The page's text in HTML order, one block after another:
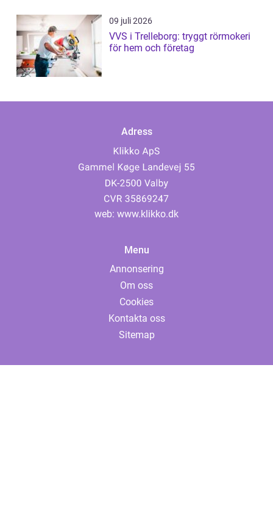
09 juli 2026
VVS i Trelleborg: tryggt rörmokeri
för hem och företag
Adress
web: www.klikko.dk
Menu
Annonsering
Om oss
Cookies
Kontakta oss
Sitemap